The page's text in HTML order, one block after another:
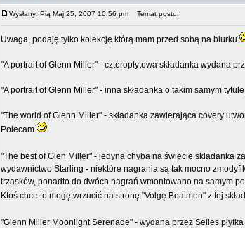
Wysłany: Pią Maj 25, 2007 10:56 pm Temat postu:
Uwaga, podaję tylko kolekcję którą mam przed sobą na biurku
"A portrait of Glenn Miller" - czteropłytowa składanka wydana
"A portrait of Glenn Miller" - inna składanka o takim samym
"The world of Glenn Miller" - składanka zawierająca covery
Polecam
"The best of Glen Miller" - jedyna chyba na świecie składanka
wydawnictwo Starling - niektóre nagrania są tak mocno
trzasków, ponadto do dwóch nagrań wmontowano na samym
Ktoś chce to mogę wrzucić na stronę "Volgę Boatmen" z tej
"Glenn Miller Moonlight Serenade" - wydana przez Selles